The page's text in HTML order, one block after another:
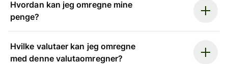
Hvordan kan jeg omregne mine
penge?
Hvilke valutaer kan jeg omregne
med denne valutaomregner?